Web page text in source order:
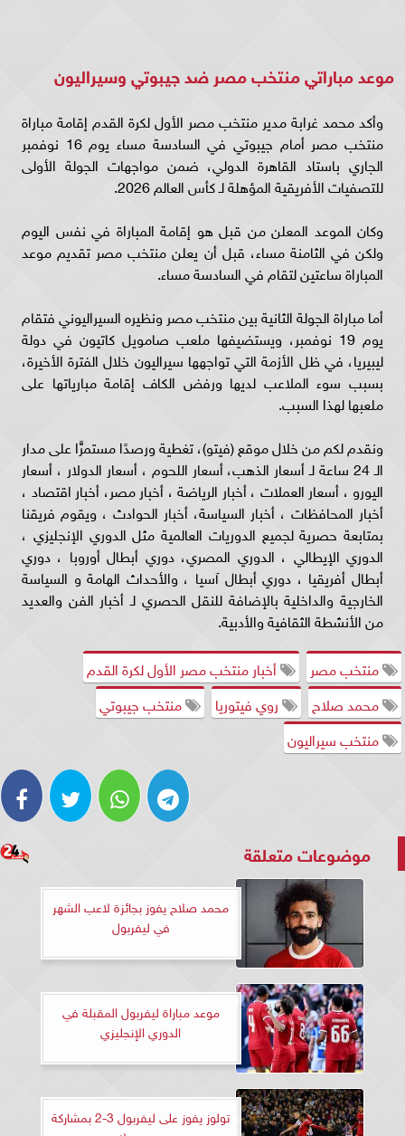
موعد مباراتي منتخب مصر ضد جيبوتي وسيراليون
وأكد محمد غرابة مدير منتخب مصر الأول لكرة القدم إقامة مباراة
منتخب مصر أمام جيبوتي في السادسة مساء يوم 16 نوفمبر
الجاري باستاد القاهرة الدولي، ضمن مواجهات الجولة الأولى
للتصفيات الأفريقية المؤهلة لـ كأس العالم 2026.
وكان الموعد المعلن من قبل هو إقامة المباراة في نفس اليوم
ولكن في الثامنة مساء، قبل أن يعلن منتخب مصر تقديم موعد
المباراة ساعتين لتقام في السادسة مساء.
أما مباراة الجولة الثانية بين منتخب مصر ونظيره السيراليوني فتقام
يوم 19 نوفمبر، ويستضيفها ملعب صامويل كاتيون في دولة
ليبيريا، في ظل الأزمة التي تواجهها سيراليون خلال الفترة الأخيرة،
بسبب سوء الملاعب لديها ورفض الكاف إقامة مبارياتها على
ملعبها لهذا السبب.
ونقدم لكم من خلال موقع (فيتو)، تغطية ورصدًا مستمرًّا على مدار
الـ 24 ساعة لـ أسعار الذهب، أسعار اللحوم ، أسعار الدولار ، أسعار
اليورو ، أسعار العملات ، أخبار الرياضة ، أخبار مصر، أخبار اقتصاد ،
أخبار المحافظات ، أخبار السياسة، أخبار الحوادث ، ويقوم فريقنا
بمتابعة حصرية لجميع الدوريات العالمية مثل الدوري الإنجليزي ،
الدوري الإيطالي ، الدوري المصري، دوري أبطال أوروبا ، دوري
أبطال أفريقيا ، دوري أبطال آسيا ، والأحداث الهامة و السياسة
الخارجية والداخلية بالإضافة للنقل الحصري لـ أخبار الفن والعديد
من الأنشطة الثقافية والأدبية.
منتخب مصر
أخبار منتخب مصر الأول لكرة القدم
محمد صلاح
روي فيتوريا
منتخب جيبوتي
منتخب سيراليون
موضوعات متعلقة
محمد صلاح يفوز بجائزة لاعب الشهر
في ليفربول
موعد مباراة ليفربول المقبلة في
الدوري الإنجليزي
تولوز يفوز على ليفربول 3-2 بمشاركة